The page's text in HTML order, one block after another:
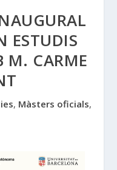
ESTUDIS
M. CARME
, Màsters oficials,